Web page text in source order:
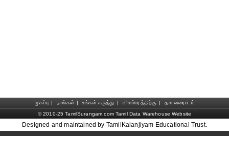
முகப்பு | நாங்கள் | உங்கள் கருத்து | விளம்பரத்திற்கு |
தள வரைபடம்
© 2010-25 TamilSurangam.com Tamil Data Warehouse Website
Designed and maintained by TamilKalanjiyam Educational Trust.